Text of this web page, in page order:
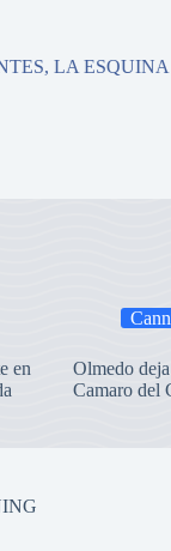
LA
en
Olmedo
Camaro del